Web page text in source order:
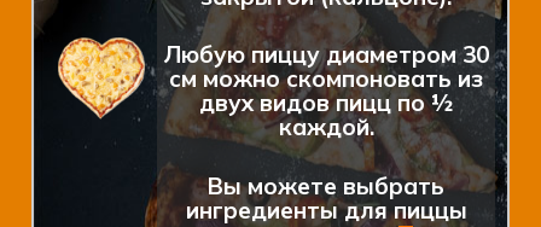
Любую пиццу диаметром 30
см можно скомпоновать из
двух видов пицц по ½
каждой.
Вы можете выбрать
ингредиенты для пиццы